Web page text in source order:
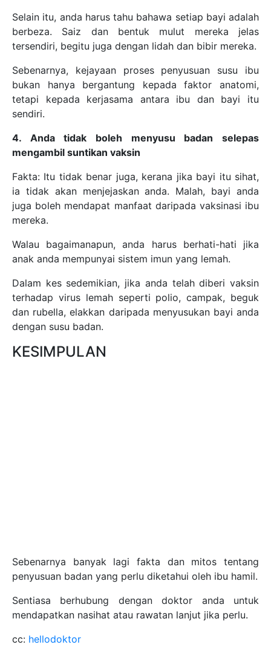
Selain itu, anda harus tahu bahawa setiap bayi adalah
berbeza. Saiz dan bentuk mulut mereka jelas
tersendiri, begitu juga dengan lidah dan bibir mereka.
Sebenarnya, kejayaan proses penyusuan susu ibu
bukan hanya bergantung kepada faktor anatomi,
tetapi kepada kerjasama antara ibu dan bayi itu
sendiri.
4. Anda tidak boleh menyusu badan selepas
mengambil suntikan vaksin
Fakta: Itu tidak benar juga, kerana jika bayi itu sihat,
ia tidak akan menjejaskan anda. Malah, bayi anda
juga boleh mendapat manfaat daripada vaksinasi ibu
mereka.
Walau bagaimanapun, anda harus berhati-hati jika
anak anda mempunyai sistem imun yang lemah.
Dalam kes sedemikian, jika anda telah diberi vaksin
terhadap virus lemah seperti polio, campak, beguk
dan rubella, elakkan daripada menyusukan bayi anda
dengan susu badan.
KESIMPULAN
MENYUSUKAN BAYI!
KETAHUI PUNCA IBU TIDAK
DAPAT MENYUSUKAN BAYI!
Assalamualaikum dan selamat pagi!